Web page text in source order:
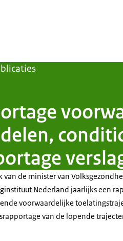
van de minister van
Nederland jaarlijks een
voorwaardelijke
van de lopende